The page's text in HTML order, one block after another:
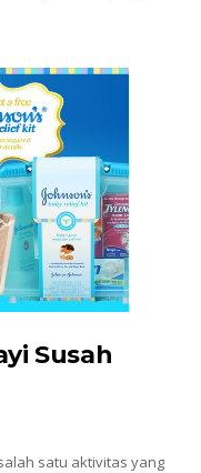
Susah
satu aktivitas yang